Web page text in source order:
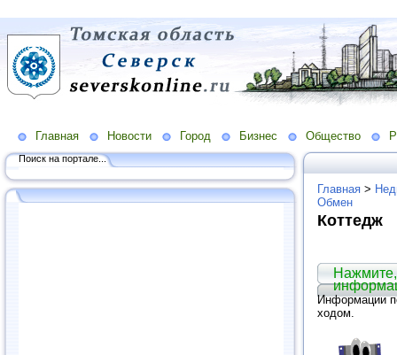
Главная Новости Город Бизнес Общество
Поиск на портале...
Главная >
Обмен
Коттедж
Информации
ходом.